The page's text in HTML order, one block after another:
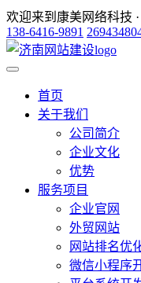
欢迎来到康美网络科技
138-6416-9891
首页
关于我们
公司简介
企业文化
优势
服务项目
企业官网
外贸网站
网站排名优
微信小程序